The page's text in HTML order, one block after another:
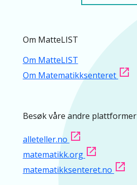
Om MatteLIST
Om MatteLIST
Om Matematikksenteret
Besøk våre andre plattformer
alleteller.no
matematikk.org
matematikksenteret.no